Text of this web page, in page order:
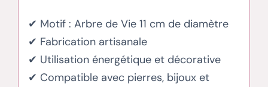
✔ Motif : Arbre de Vie 11 cm de diamètre
✔ Fabrication artisanale
✔ Utilisation énergétique et décorative
✔ Compatible avec pierres, bijoux et